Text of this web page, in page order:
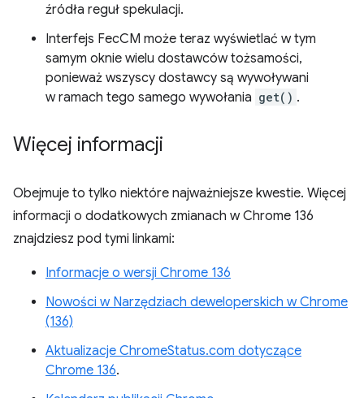
źródła reguł spekulacji.
Interfejs FecCM może teraz wyświetlać w tym
samym oknie wielu dostawców tożsamości,
ponieważ wszyscy dostawcy są wywoływani
w ramach tego samego wywołania get() .
Więcej informacji
Obejmuje to tylko niektóre najważniejsze kwestie. Więcej
informacji o dodatkowych zmianach w Chrome 136
znajdziesz pod tymi linkami:
Informacje o wersji Chrome 136
Nowości w Narzędziach deweloperskich w Chrome
(136)
Aktualizacje ChromeStatus.com dotyczące
Chrome 136.